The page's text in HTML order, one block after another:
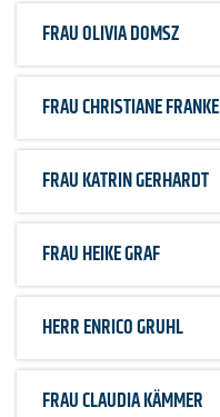
FRAUOLIVIA DOMSZ
FRAUCHRISTIANE FRANKE
FRAUKATRIN GERHARDT
FRAUHEIKE GRAF
HERRENRICO GRUHL
FRAUCLAUDIA KÄMMER